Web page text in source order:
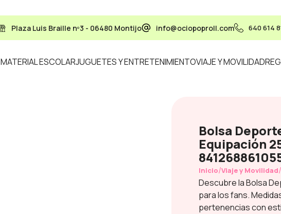
Plaza Luis Braille nº3 - 06480 Montijo info@ociopoproll.com 640 614
MATERIAL ESCOLARJUGUETES Y ENTRETENIMIENTOVIAJE Y MOVILIDAD
Bolsa
Equipación
Inicio/Viaje y Movilidad/
Descubre la Bolsa
para los fans.
pertenencias con